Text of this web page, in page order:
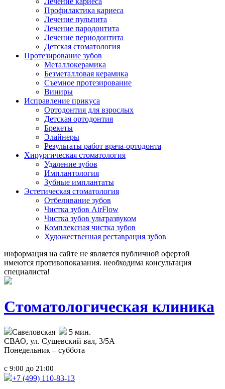
Профилактика кариеса
Лечение пульпита
Лечение пародонтита
Лечение периодонтита
Детская стоматология
Протезирование зубов
Металлокерамика
Безметалловая керамика
Съемное протезирование
Виниры
Исправление прикуса
Ортодонтия для взрослых
Детская ортодонтия
Брекеты
Элайнеры
Результаты работ врача-ортодонта
Хирургическая стоматология
Удаление зубов
Имплантология
Зубные имплантаты
Эстетическая стоматология
Отбеливание зубов
Чистка зубов AirFlow
Чистка зубов ультразвуком
Комплексная чистка зубов
Художественная реставрация зубов
информация на сайте не является публичной офертой
имеются противопоказания. необходима консультация
специалиста!
Стоматологическая клиника
Савеловская
5 мин.
СВАО, ул. Сущевский вал, 3/5А
Понедельник – суббота
с 9:00 до 21:00
+7 (499) 110-83-13